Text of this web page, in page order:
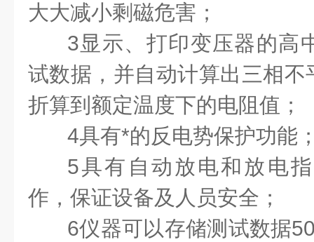
大大减小剩磁危害；
3显示、打印变压器的高
试数据，并自动计算出三相
折算到额定温度下的电阻值；
4具有*的反电势保护功能
5具有自动放电和放电
作，保证设备及人员安全；
6仪器可以存储测试数据